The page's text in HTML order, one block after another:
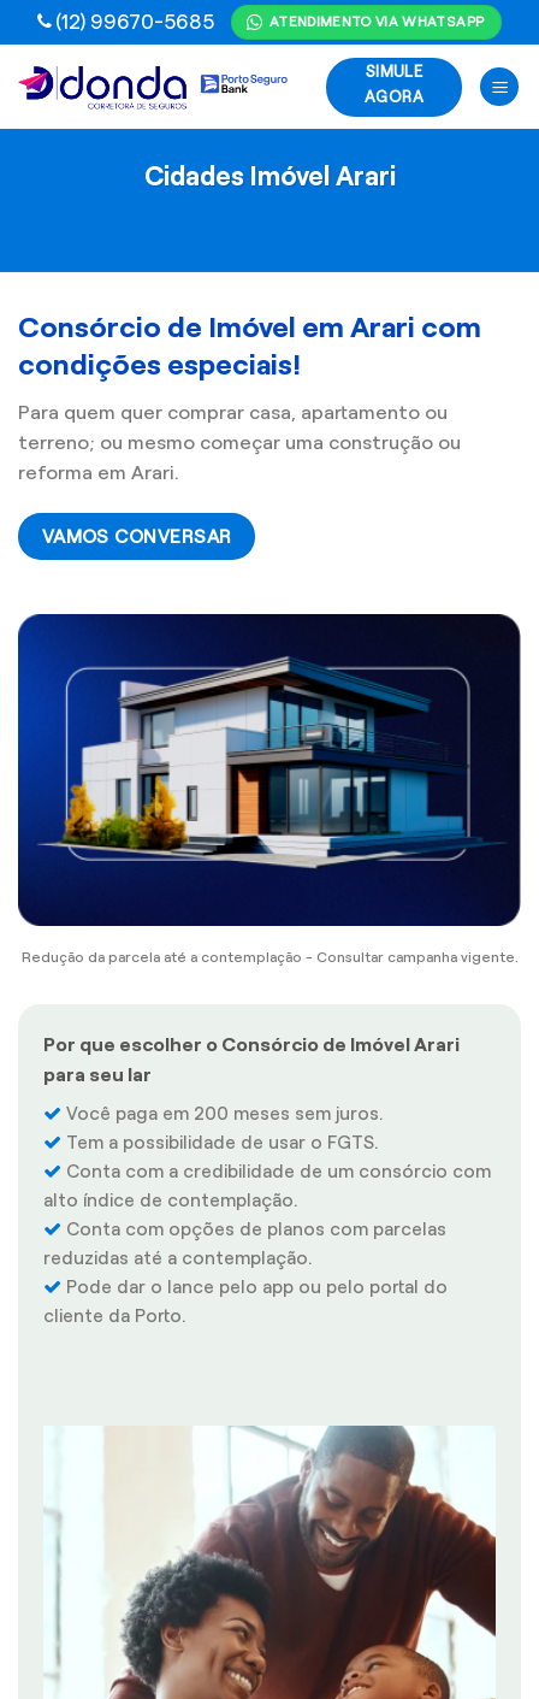
Skip
to
content
(12) 99670-5685 ATENDIMENTO VIA WHATSAPP
SIMULE
AGORA
Cidades Imóvel Arari
Consórcio de Imóvel em Arari com
condições especiais!
Para quem quer comprar casa, apartamento ou
terreno; ou mesmo começar uma construção ou
reforma em Arari.
VAMOS CONVERSAR
Redução da parcela até a contemplação - Consultar campanha vigente.
Por que escolher o Consórcio de Imóvel Arari
para seu lar
Você paga em 200 meses sem juros.
Tem a possibilidade de usar o FGTS.
Conta com a credibilidade de um consórcio com
alto índice de contemplação.
Conta com opções de planos com parcelas
reduzidas até a contemplação.
Pode dar o lance pelo app ou pelo portal do
cliente da Porto.